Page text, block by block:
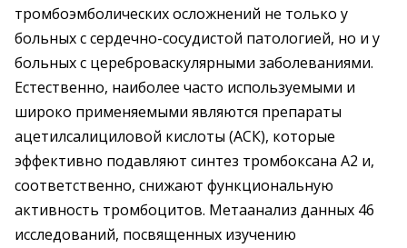
тромбоэмболических осложнений не только у
больных с сердечно-сосудистой патологией, но и у
больных с цереброваскулярными заболеваниями.
Естественно, наиболее часто используемыми и
широко применяемыми являются препараты
ацетилсалициловой кислоты (АСК), которые
эффективно подавляют синтез тромбоксана А2 и,
соответственно, снижают функциональную
активность тромбоцитов. Метаанализ данных 46
исследований, посвященных изучению